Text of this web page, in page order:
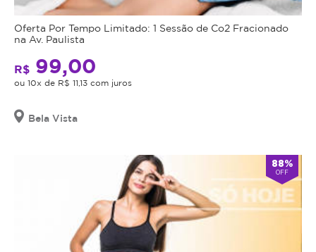
Oferta Por Tempo Limitado: 1 Sessão de Co2 Fracionado
na Av. Paulista
R$ 99,00
ou 10x de R$ 11,13 com juros
Bela Vista
88%
OFF